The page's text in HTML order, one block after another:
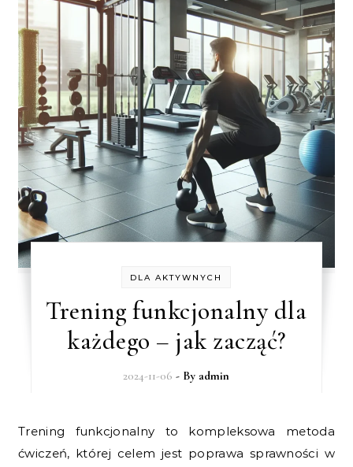
DLA AKTYWNYCH
Trening funkcjonalny dla
każdego – jak zacząć?
2024-11-06 - By admin
Trening funkcjonalny to kompleksowa metoda
ćwiczeń, której celem jest poprawa sprawności w